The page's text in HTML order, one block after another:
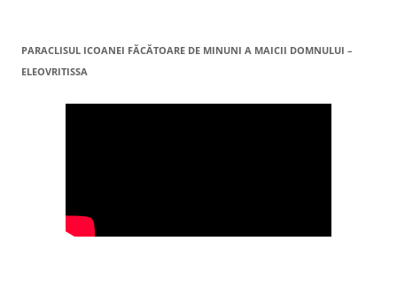
PARACLISUL ICOANEI FĂCĂTOARE DE MINUNI A MAICII DOMNULUI –
ELEOVRITISSA